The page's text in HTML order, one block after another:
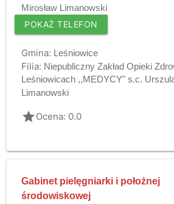
Mirosław Limanowski
POKAŻ TELEFON
Gmina: Leśniowice
Filia: Niepubliczny Zakład Opieki
Leśniowicach ,,MEDYCY" s.c.
Limanowski
gradeOcena: 0.0
Gabinet pielęgniarki i położnej
środowiskowej